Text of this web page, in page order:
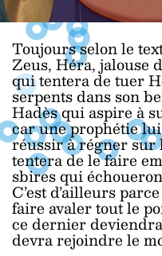
Toujours selon le
Zeus, Héra, jalouse
qui tentera de tuer
serpents dans son
Hadès qui aspire à
car une prophétie
réussir à régner sur
tentera de le faire
sbires qui
C’est d’ailleurs
faire avaler tout le
ce dernier
devra rejoindre le